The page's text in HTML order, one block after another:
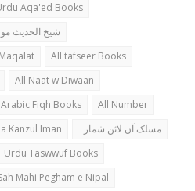
Aqa'ed Books
شیخ الحدیث
All tafseer Books
All Naat w Diwaan
Arabic Fiqh Books
All Number
Kanzul Iman
مسلک آن لائن شمارہ
Urdu Taswwuf Books
Mahi Pegham e Nipal